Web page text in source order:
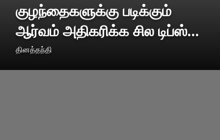
குழந்தைகளுக்கு படிக்கும்
ஆர்வம் அதிகரிக்க சில டிப்ஸ்...
தினத்தந்தி